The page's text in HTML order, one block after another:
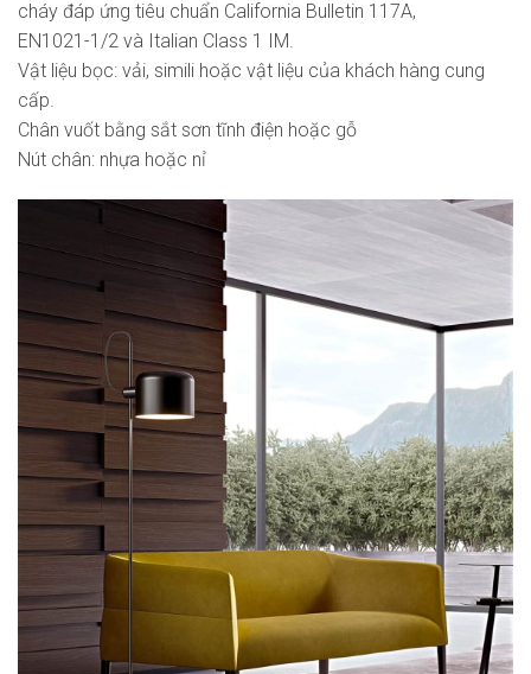
cháy đáp ứng tiêu chuẩn California Bulletin 117A,
EN1021-1/2 và Italian Class 1 IM.
Vật liệu bọc: vải, simili hoặc vật liệu của khách hàng cung
cấp.
Chân vuốt bằng sắt sơn tĩnh điện hoặc gỗ
Nút chân: nhựa hoặc nỉ